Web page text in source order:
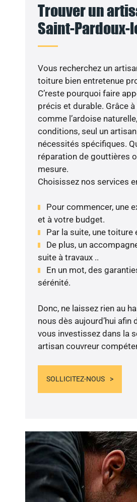
Trouver un
Saint-Pardoux-
Vous recherchez un
toiture bien entretenue
C’reste pourquoi faire
précis et durable. Grâce
comme l’ardoise
conditions, seul un
nécessités spécifiques.
réparation de gouttières
mesure.
Choisissez nos services
Pour commencer, une
et à votre budget.
Par la suite, une
De plus, un
suite à travaux ..
En un mot, des
sérénité.
Donc, ne laissez rien au
nous dès aujourd’hui afin
vous investissez dans la
artisan couvreur
SOLLICITEZ-NOUS